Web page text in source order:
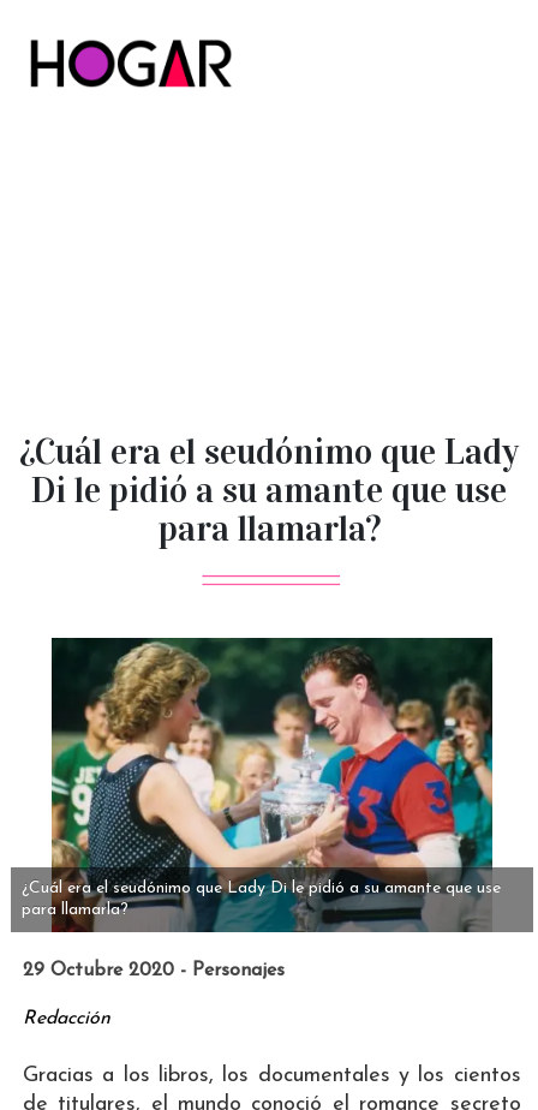
¿Cuál era el seudónimo que Lady
Di le pidió a su amante que use
para llamarla?
¿Cuál era el seudónimo que Lady Di le pidió a su amante que use
para llamarla?
29 Octubre 2020 - Personajes
Redacción
Gracias a los libros, los documentales y los cientos
de titulares, el mundo conoció el romance secreto